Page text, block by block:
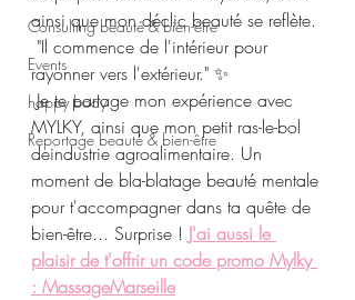
Consulting beauté & bien-être
Events
happy body
Reportage beauté & bien-être
ainsi que mon déclic beauté se reflète.
"Il commence de l'intérieur pour
rayonner vers l'extérieur." ✨
Je te partage mon expérience avec
MYLKY, ainsi que mon petit ras-le-bol
deindustrie agroalimentaire. Un
moment de bla-blatage beauté mentale
pour t'accompagner dans ta quête de
bien-être... Surprise ! J'ai aussi le
plaisir de t'offrir un code promo Mylky
: MassageMarseille